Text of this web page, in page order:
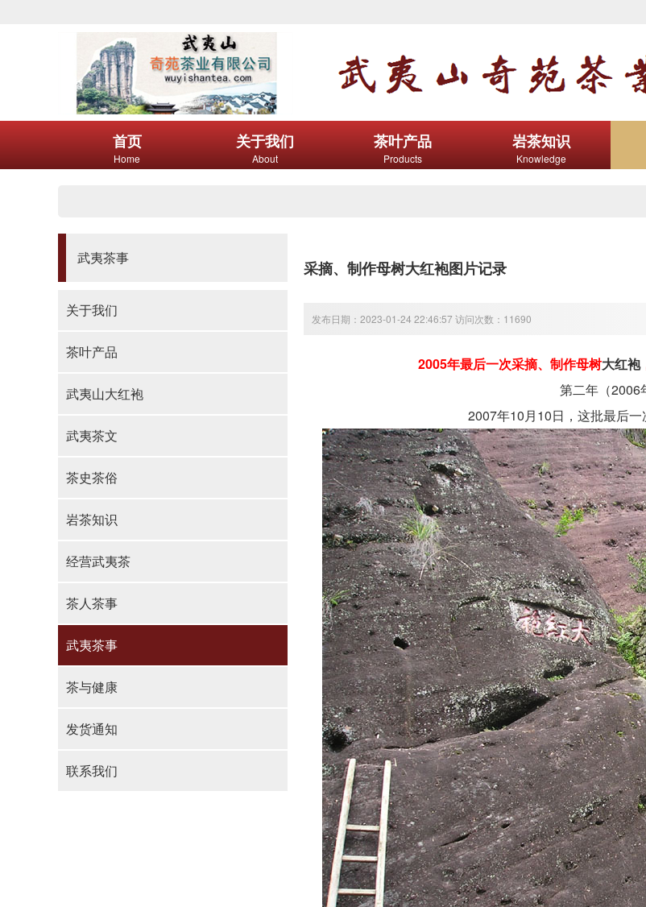
首页
Home
关于我们
About
茶叶产品
Products
岩茶知识
Knowledge
武夷茶事
关于我们
茶叶产品
武夷山大红袍
武夷茶文
茶史茶俗
岩茶知识
经营武夷茶
茶人茶事
武夷茶事
茶与健康
发货通知
联系我们
采摘、制作母树大红袍图片记录
发布日期：2023-01-24 22:46:57 访问次数：11690
2005年最后一次采摘、制作母树大红袍
第二年（2006
2007年10月10日，这批最后